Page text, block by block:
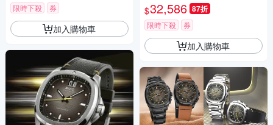
限時下殺 券
加入購物車
款40㎜ M6(M0495263704100)
$32,586 87折
限時下殺 券
加入購物車